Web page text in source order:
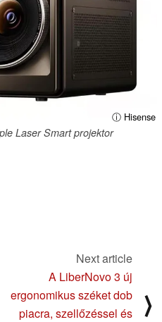
ⓘ Hisense
Laser Smart projektor
Next article
A LiberNovo 3 új
ergonomikus széket dob
piacra, szellőzéssel és
⟩